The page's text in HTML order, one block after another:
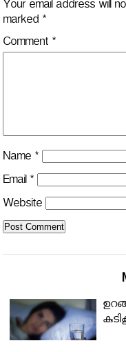
Your email address will
marked *
Comment *
Name *
Email *
Website